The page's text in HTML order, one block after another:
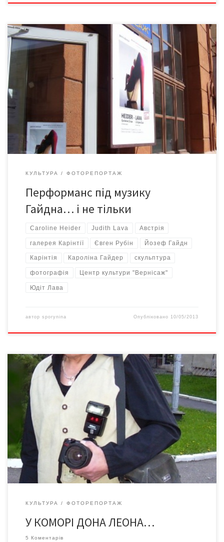
Галерея Карінтії (Австрія) презентувала у центрі культури
"Вернісаж» виставку сучасного мистецтва - роботи Юдіт Лави
та Кароліни Гайдер. Виставка триватиме до 28 травня.
КУЛЬТУРА ФОТОРЕПОРТАЖ
Перформанс під музику
Гайдна… і не тільки
Caroline Heider Judith Lava Австрія
галерея Карінтії Євген Рубін Йозеф Гайдн
Карінтія Кароліна Гайдер скульптура
фотографія Центр культури "Вернісаж"
Юдіт Лава
автор sporynina Опубліковано 10/05/2013
Коли йдеться про сучасну фотозйомку, звернення до
експертів фотоапаратури декому може видатися
анахронізмом. Власне в розмові з Доном Леоном ми
сфокусувалися не тільки на фототехніці. Ми говорили про
вірші, історію, Краків, загальну хімію, залізну дивізію, джаз,
сецесію в житті та мистецтві, антураж фото-аукціонів – і деякі
кадри маленьких і великих, незавершених історій, майбутніх
проектів я переповім...
КУЛЬТУРА ФОТОРЕПОРТАЖ
У КОМОРІ ДОНА ЛЕОНА…
5 Коментарів